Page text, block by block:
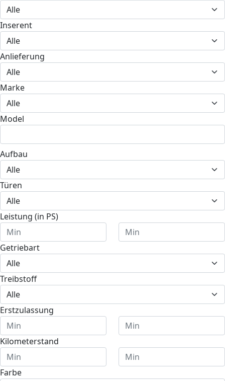
Inserent
Anlieferung
Marke
Model
Aufbau
Türen
Leistung (in PS)
Getriebart
Treibstoff
Erstzulassung
Kilometerstand
Farbe